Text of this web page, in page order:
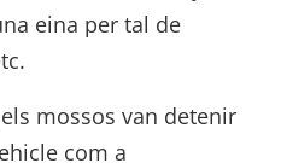
eina per tal de
mossos van detenir
com a